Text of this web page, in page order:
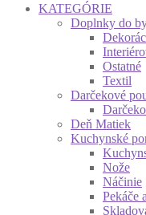
KATEGÓRIE
Doplnky do
Ostatné
Textil
Darčekové
Deň Matiek
Kuchynské
Nože
Náčinie
Pekáče